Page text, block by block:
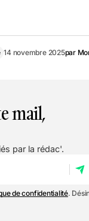
14 novembre 2025par
mail,
par la rédac'.
de confidentialité.